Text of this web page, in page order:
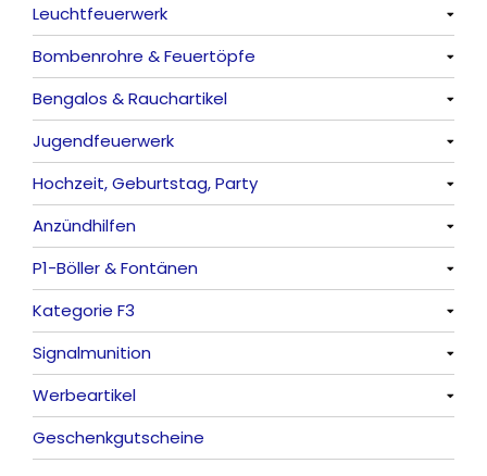
Alle anzeigen
China-Böller
Knaller / Kanonenschläge
Reibkopfknaller
Frösche, Pfeiffer
Leuchtfeuerwerk
Alle anzeigen
Vulkane
Fontänen
Sonnen
Feuervögel
Römische Lichter
Bombenrohre & Feuertöpfe
Alle anzeigen
Mit Rumms
Bezaubernde Effekte
Bengalos & Rauchartikel
Alle anzeigen
Bengalos
Rauchartikel
Jugendfeuerwerk
Alle anzeigen
Hochzeit, Geburtstag, Party
Alle anzeigen
Feuerschriften
Indoor-Fontänen
Herz- und Konfetti-Shooter
Wunderkerzen, Fackeln
Tischfeuerwerk
Anzündhilfen
Alle anzeigen
P1-Böller & Fontänen
Alle anzeigen
Kategorie F3
Alle anzeigen
Signalmunition
Alle anzeigen
Platzpatronen
Werbeartikel
Alle anzeigen
Geschenkgutscheine